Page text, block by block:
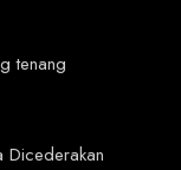
tenang
Dicederakan